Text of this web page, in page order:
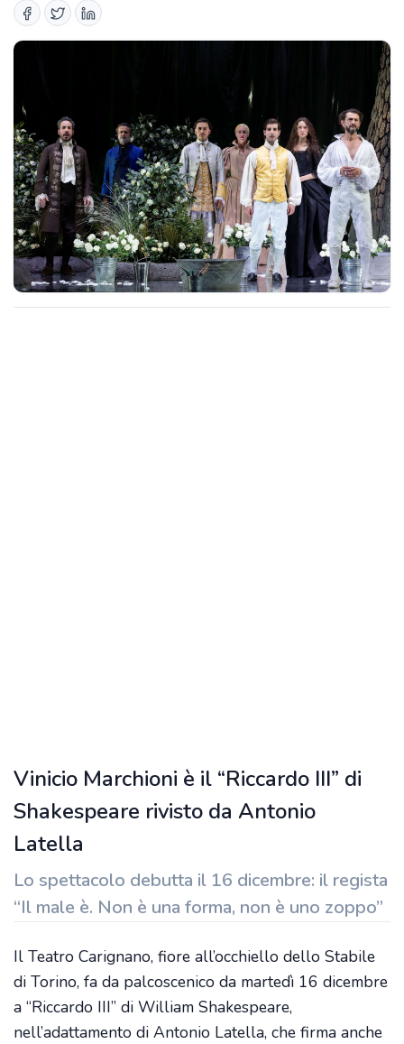
Vinicio Marchioni è il “Riccardo III” di
Shakespeare rivisto da Antonio
Latella
Lo spettacolo debutta il 16 dicembre: il regista
“Il male è. Non è una forma, non è uno zoppo”
Il Teatro Carignano, fiore all’occhiello dello Stabile
di Torino, fa da palcoscenico da martedì 16 dicembre
a “Riccardo III” di William Shakespeare,
nell’adattamento di Antonio Latella, che firma anche